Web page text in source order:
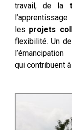
travail, de la
les projets
flexibilité. Un
qui contribuent